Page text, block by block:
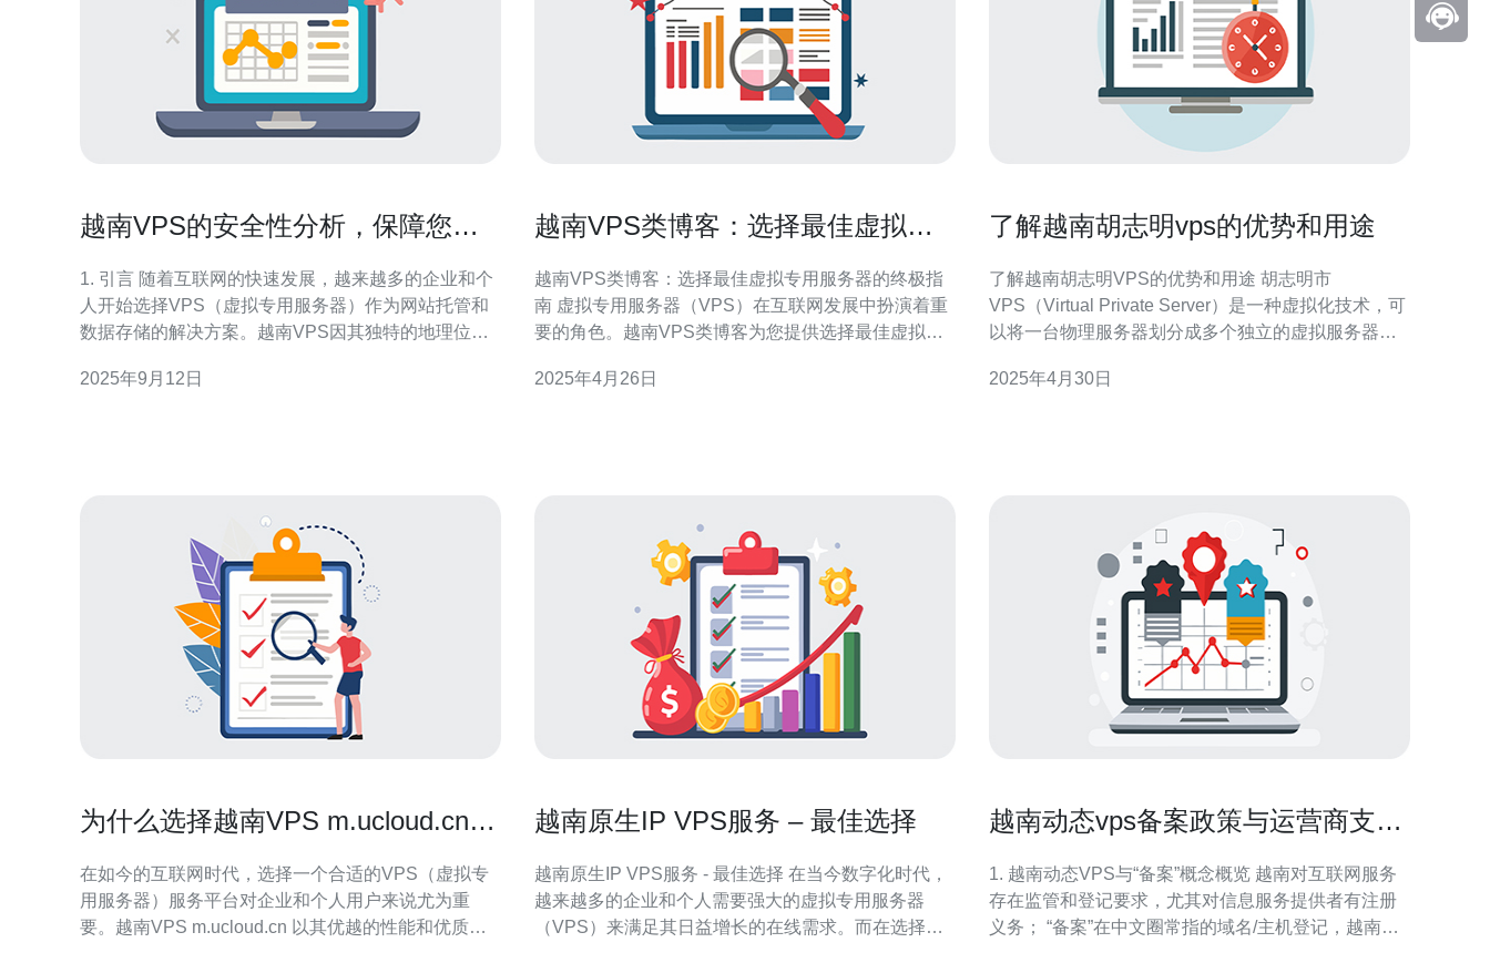
越南VPS的安全性分析，保障您的
1. 引言 随着互联网的快速发展，越来越多的企业和个
人开始选择VPS（虚拟专用服务器）作为网站托管和
数据存储的解决方案。越南VPS因其独特的地理位置
为了用户最关心的议题之一。 2. 越南VPS的基本概念
2025年9月12日
越南VPS类博客：选择最佳虚拟专
越南VPS类博客：选择最佳虚拟专用服务器的终极指
南 虚拟专用服务器（VPS）在互联网发展中扮演着重
要的角色。越南VPS类博客为您提供选择最佳虚拟专
您需求的服务器。 VPS是一种通过虚拟化技术将服务
2025年4月26日
了解越南胡志明vps的优势和用途
了解越南胡志明VPS的优势和用途 胡志明市
VPS（Virtual Private Server）是一种虚拟化技术，可
以将一台物理服务器划分成多个独立的虚拟服务器，
明市VPS在越南市场上越来越受欢迎，因为它具有许
2025年4月30日
为什么选择越南VPS m.ucloud.cn作
在如今的互联网时代，选择一个合适的VPS（虚拟专
用服务器）服务平台对企业和个人用户来说尤为重
要。越南VPS m.ucloud.cn 以其优越的性能和优质的
越南原生IP VPS服务 – 最佳选择
越南原生IP VPS服务 - 最佳选择 在当今数字化时代，
越来越多的企业和个人需要强大的虚拟专用服务器
（VPS）来满足其日益增长的在线需求。而在选择
越南动态vps备案政策与运营商支持
1. 越南动态VPS与“备案”概念概览 越南对互联网服务
存在监管和登记要求，尤其对信息服务提供者有注册
义务； “备案”在中文圈常指的域名/主机登记，越南通